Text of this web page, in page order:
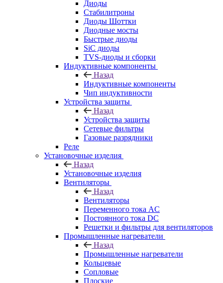
Диоды
Стабилитроны
Диоды Шоттки
Диодные мосты
Быстрые диоды
SiC диоды
TVS-диоды и сборки
Индуктивные компоненты
Назад
Индуктивные компоненты
Чип индуктивности
Устройства защиты
Назад
Устройства защиты
Сетевые фильтры
Газовые разрядники
Реле
Установочные изделия
Назад
Установочные изделия
Вентиляторы
Назад
Вентиляторы
Переменного тока AC
Постоянного тока DC
Решетки и фильтры для вентиляторов
Промышленные нагреватели
Назад
Промышленные нагреватели
Кольцевые
Сопловые
Плоские